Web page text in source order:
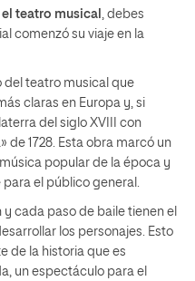
teatro musical
, debes
comenzó su viaje en la
del teatro musical que
claras en Europa y, si
del siglo XVIII con
de 1728. Esta obra marcó un
popular de la época y
el público general.
cada paso de baile tienen el
los personajes. Esto
de la historia que es
un espectáculo para el